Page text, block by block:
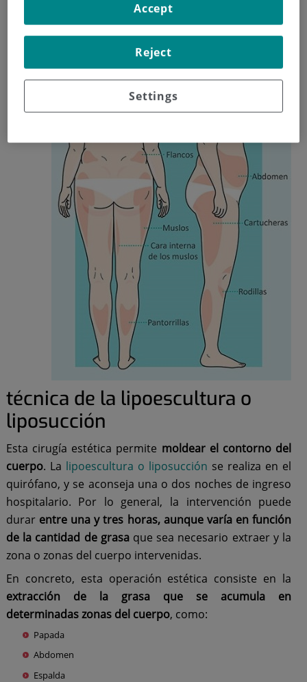
técnica de la lipoescultura o
liposucción
Esta cirugía estética permite moldear el contorno del
cuerpo. La lipoescultura o liposucción se realiza en el
quirófano, y se aconseja una o dos noches de ingreso
hospitalario. Por lo general, la intervención puede
durarentre una y tres horas, aunque varía en función
de la cantidad de grasaque sea necesario extraer y la
zona o zonas del cuerpo intervenidas.
En concreto, esta operación estética consiste en la
extracción de la grasa que se acumula en
determinadas zonas del cuerpo, como:
Papada
Abdomen
Espalda
Settings
Reject
Accept